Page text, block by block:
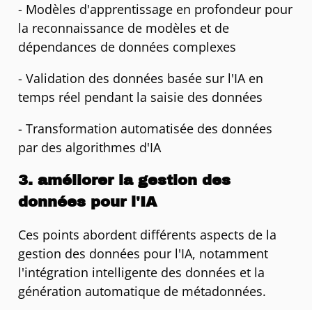
- Modèles d'apprentissage en profondeur pour
la reconnaissance de modèles et de
dépendances de données complexes
- Validation des données basée sur l'IA en
temps réel pendant la saisie des données
- Transformation automatisée des données
par des algorithmes d'IA
3. améliorer la gestion des
données pour l'IA
Ces points abordent différents aspects de la
gestion des données pour l'IA, notamment
l'intégration intelligente des données et la
génération automatique de métadonnées.